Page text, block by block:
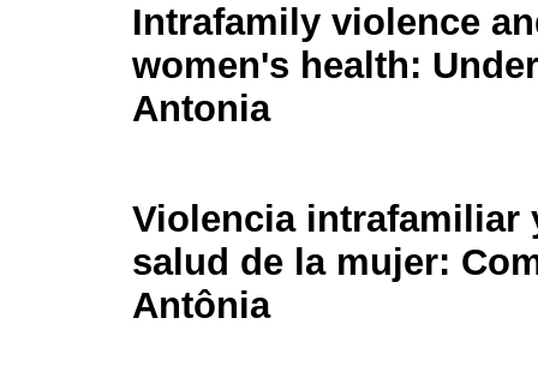
Intrafamily violence
women's health:
Antonia
Violencia intrafamiliar
salud de la mujer:
Antônia